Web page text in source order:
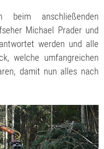
beim anschließenden
Michael Prader und
werden und alle
welche umfangreichen
damit nun alles nach